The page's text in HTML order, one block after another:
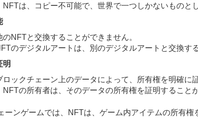
NFTは、コピー不可能で、世界で一つしかないものと
のNFTと交換することができません。
のデジタルアートは、別のデジタルアートと交換す
明
ロックチェーン上のデータによって、所有権を明確に
NFTの所有者は、そのデータの所有権を証明すること
ーンゲームでは、NFTは、ゲーム内アイテムの所有権